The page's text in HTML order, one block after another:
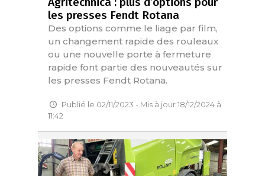
les presses Fendt Rotana
Des options comme le liage par film,
un changement rapide des rouleaux
ou une nouvelle porte à fermeture
rapide font partie des nouveautés sur
les presses Fendt Rotana.
Publié le 02/11/2023 - Mis à jour 18/12/2024 à
11:42